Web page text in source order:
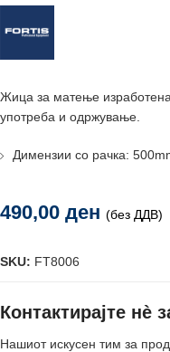
Жица за матење
употреба и одржување.
Димензии со рачка:
490,00 ден (без ДДВ)
SKU: FT8006
Контактирајте нè
Нашиот искусен тим за